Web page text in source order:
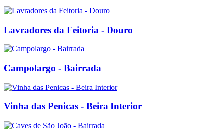
Lavradores da Feitoria - Douro
Campolargo - Bairrada
Vinha das Penicas - Beira Interior